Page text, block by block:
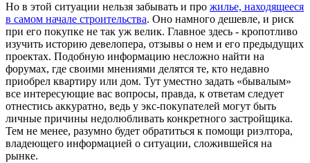
Но в этой ситуации нельзя забывать и про жилье, находящееся
в самом начале строительства. Оно намного дешевле, и риск
при его покупке не так уж велик. Главное здесь - кропотливо
изучить историю девелопера, отзывы о нем и его предыдущих
проектах. Подобную информацию несложно найти на
форумах, где своими мнениями делятся те, кто недавно
приобрел квартиру или дом. Тут уместно задать «бывалым»
все интересующие вас вопросы, правда, к ответам следует
отнестись аккуратно, ведь у экс-покупателей могут быть
личные причины недолюбливать конкретного застройщика.
Тем не менее, разумно будет обратиться к помощи риэлтора,
владеющего информацией о ситуации, сложившейся на
рынке.